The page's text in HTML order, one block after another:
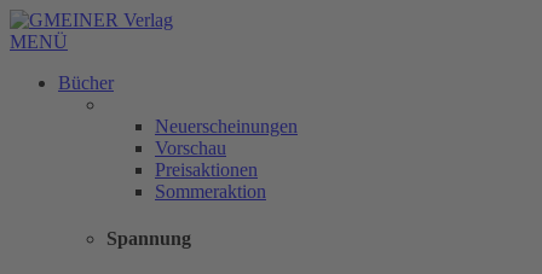
MENÜ
Bücher
Neuerscheinungen
Vorschau
Preisaktionen
Sommeraktion
Spannung